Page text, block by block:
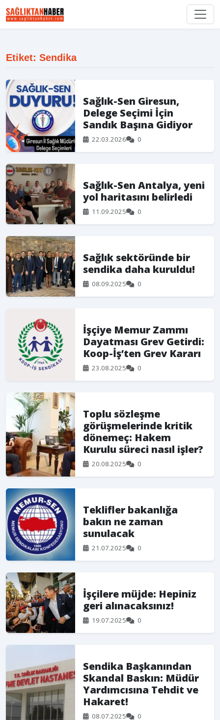
Etiket: Sendika
Sağlık-Sen Giresun,
Delege Seçimi İçin
Sandık Başına Gidiyor
22.03.2026 0
Sağlık-Sen Antalya, yeni
yol haritasını belirledi
11.09.2025 0
Sağlık sektöründe bir
sendika daha kuruldu!
08.09.2025 0
İşçiye Memur Zammı
Dayatması Grev Getirdi:
Koop-İş’ten Grev Kararı
23.08.2025 0
Toplu sözleşme
görüşmelerinde kritik
dönemeç: Hakem
Kurulu süreci nasıl işler?
20.08.2025 0
Teklifler bakanlığa
bakın ne zaman
sunulacak
21.07.2025 0
İşçilere müjde: Hepiniz
geri alınacaksınız!
19.07.2025 0
Sendika Başkanından
Skandal Baskın: Müdür
Yardımcısına Tehdit ve
Hakaret!
08.07.2025 0